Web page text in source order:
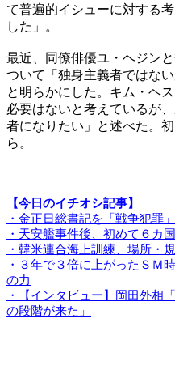
て普遍的イシューに対する
した」。
最近、同僚俳優ユ・ヘジン
ついて「独身主義者ではな
と明らかにした。キム・ヘ
必要はないと考えているが
者になりたい」と述べた。
ら。
【今日のイチオシ記事】
・金正日総書記を「戦争犯罪
・天安艦事件後、初めて６カ
・韓米連合海上訓練、場所・
・３年で３倍に上がったＳＭ
の力
・【インタビュー】岡田外相
の段階が来た」